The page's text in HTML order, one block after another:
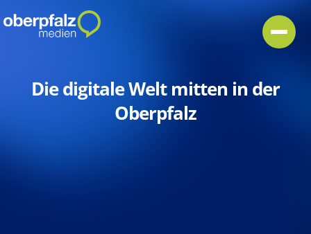
Die digitale Welt mitten in der
Oberpfalz